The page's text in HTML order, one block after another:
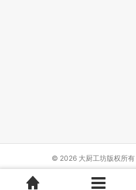
© 2026 大厨工坊版权所有